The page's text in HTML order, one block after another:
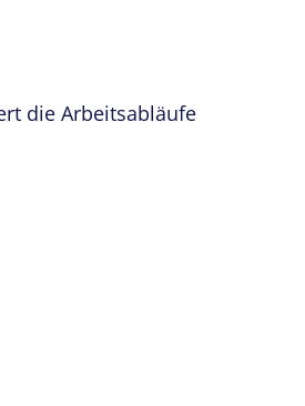
die Arbeitsabläufe